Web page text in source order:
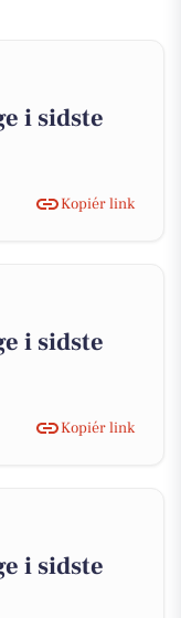
i sidste
Kopiér link
i sidste
Kopiér link
i sidste